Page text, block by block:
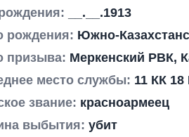
__.__.1913
рождения: Южно-
призыва: Меркенский РВК,
место службы: 11 КК
звание: красноармеец
выбытия: убит